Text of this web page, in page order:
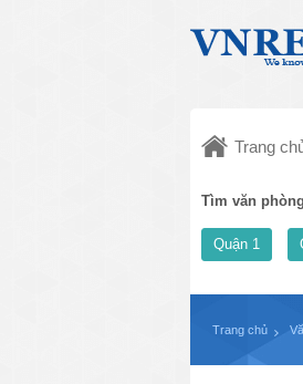
Trang
Tìm văn
Quận 1
Trang chủ